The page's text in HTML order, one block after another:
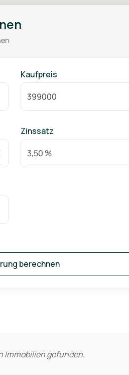
Kaufpreis
Zinssatz
berechnen
Immobilien gefunden.